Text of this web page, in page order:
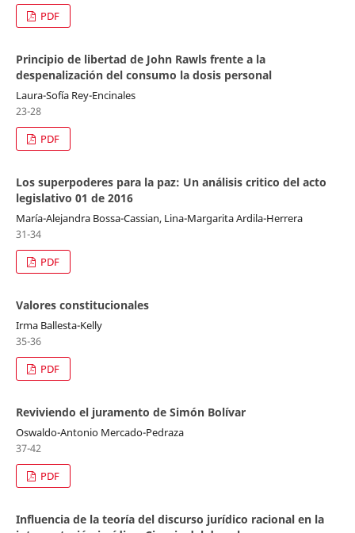
PDF
Principio de libertad de John Rawls frente a la
despenalización del consumo la dosis personal
Laura-Sofía Rey-Encinales
23-28
PDF
Los superpoderes para la paz: Un análisis critico del acto
legislativo 01 de 2016
María-Alejandra Bossa-Cassian, Lina-Margarita Ardila-Herrera
31-34
PDF
Valores constitucionales
Irma Ballesta-Kelly
35-36
PDF
Reviviendo el juramento de Simón Bolívar
Oswaldo-Antonio Mercado-Pedraza
37-42
PDF
Influencia de la teoría del discurso jurídico racional en la